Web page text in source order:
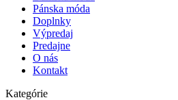
Pánska móda
Doplnky
Výpredaj
Predajne
O nás
Kontakt
Kategórie